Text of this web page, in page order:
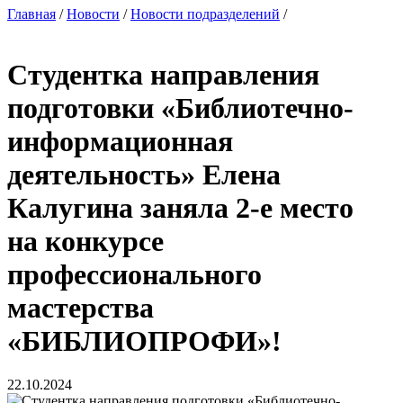
Главная /Новости /Новости подразделений /
Студентка направления
подготовки «Библиотечно-
информационная
деятельность» Елена
Калугина заняла 2-е место
на конкурсе
профессионального
мастерства
«БИБЛИОПРОФИ»!
22.10.2024